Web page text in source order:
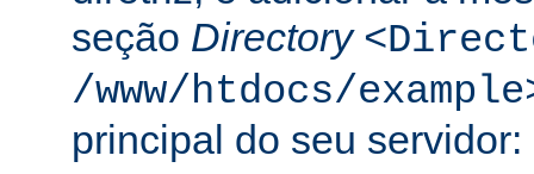
seção Directory
/www/htdocs/
principal do seu servidor: